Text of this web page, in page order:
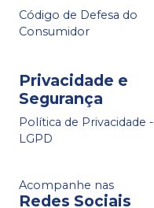
Código de Defesa do
Consumidor
Privacidade e
Segurança
Política de Privacidade -
LGPD
Acompanhe nas
Redes Sociais